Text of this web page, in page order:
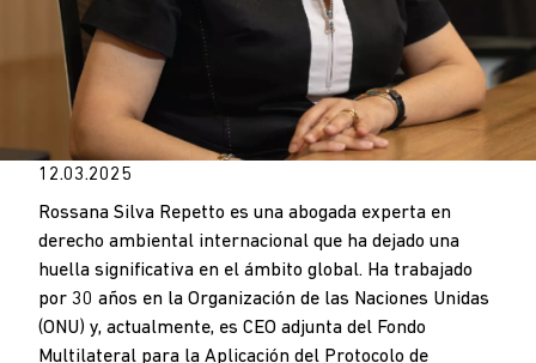
12.03.2025
Rossana Silva Repetto es una abogada experta en
derecho ambiental internacional que ha dejado una
huella significativa en el ámbito global. Ha trabajado
por 30 años en la Organización de las Naciones Unidas
(ONU) y, actualmente, es CEO adjunta del Fondo
Multilateral para la Aplicación del Protocolo de